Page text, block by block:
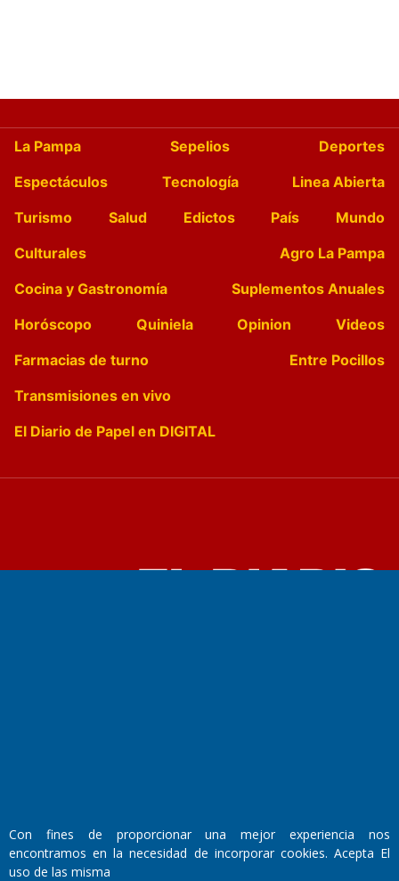
La Pampa Sepelios
Deportes
Espectáculos
Tecnología
Linea Abierta
Turismo
Salud Edictos País
Mundo
Culturales
Agro La Pampa
Cocina y Gastronomía
Suplementos Anuales
Horóscopo
Quiniela Opinion
Videos
Farmacias de turno
Entre Pocillos
Transmisiones en vivo
El Diario de Papel en DIGITAL
Domicilio Legal: José Ingenieros 855,
Santa Rosa, La Pampa.
Con fines de proporcionar una mejor experiencia nos
encontramos en la necesidad de incorporar cookies. Acepta El
uso de las misma